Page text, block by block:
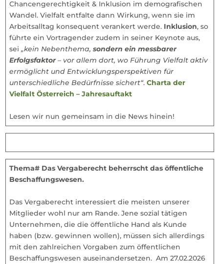
Chancengerechtigkeit & Inklusion im demografischen
Wandel. Vielfalt entfalte dann Wirkung, wenn sie im
Arbeitsalltag konsequent verankert werde. Inklusion, so
führte ein Vortragender zudem in seiner Keynote aus,
sei „kein Nebenthema, sondern ein messbarer
Erfolgsfaktor– vor allem dort, wo Führung Vielfalt aktiv
ermöglicht und Entwicklungsperspektiven für
unterschiedliche Bedürfnisse sichert“. Charta der
Vielfalt Österreich – Jahresauftakt
Lesen wir nun gemeinsam in die News hinein!
Thema# Das Vergaberecht beherrscht das öffentliche
Beschaffungswesen.
Das Vergaberecht interessiert die meisten unserer
Mitglieder wohl nur am Rande. Jene sozial tätigen
Unternehmen, die die öffentliche Hand als Kunde
haben (bzw. gewinnen wollen), müssen sich allerdings
mit den zahlreichen Vorgaben zum öffentlichen
Beschaffungswesen auseinandersetzen. Am 27.02.2026